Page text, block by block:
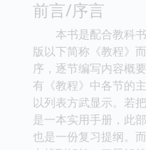
前言/序言
本书是配合教科书
版以下简称《教程》
序，逐节编写内容概
有《教程》中各节的
以列表方武显示。若
是一本实用手册，此
也是一份复习提纲。